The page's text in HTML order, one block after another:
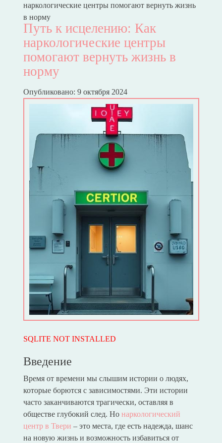
наркологические центры помогают вернуть жизнь
в норму
Путь к исцелению: Как
наркологические центры
помогают вернуть жизнь в
норму
Опубликовано: 9 октября 2024
SQLITE NOT INSTALLED
Введение
Время от времени мы слышим истории о людях,
которые борются с зависимостями. Эти истории
часто заканчиваются трагически, оставляя в
обществе глубокий след. Но наркологический
центр в Твери – это места, где есть надежда, шанс
на новую жизнь и возможность избавиться от